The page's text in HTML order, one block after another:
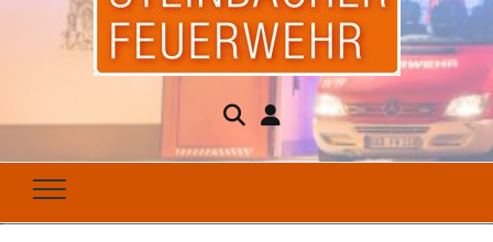
Steinbacher
Feuerwehr
Seit 1877 für Ihren Brandschutz da